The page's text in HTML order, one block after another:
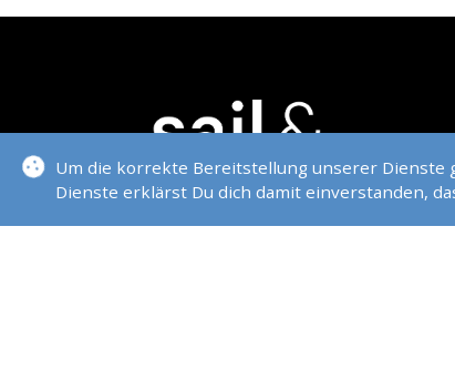
Um die korrekte Bereitstellung unserer Dienste
Dienste erklärst Du dich damit einverstanden,